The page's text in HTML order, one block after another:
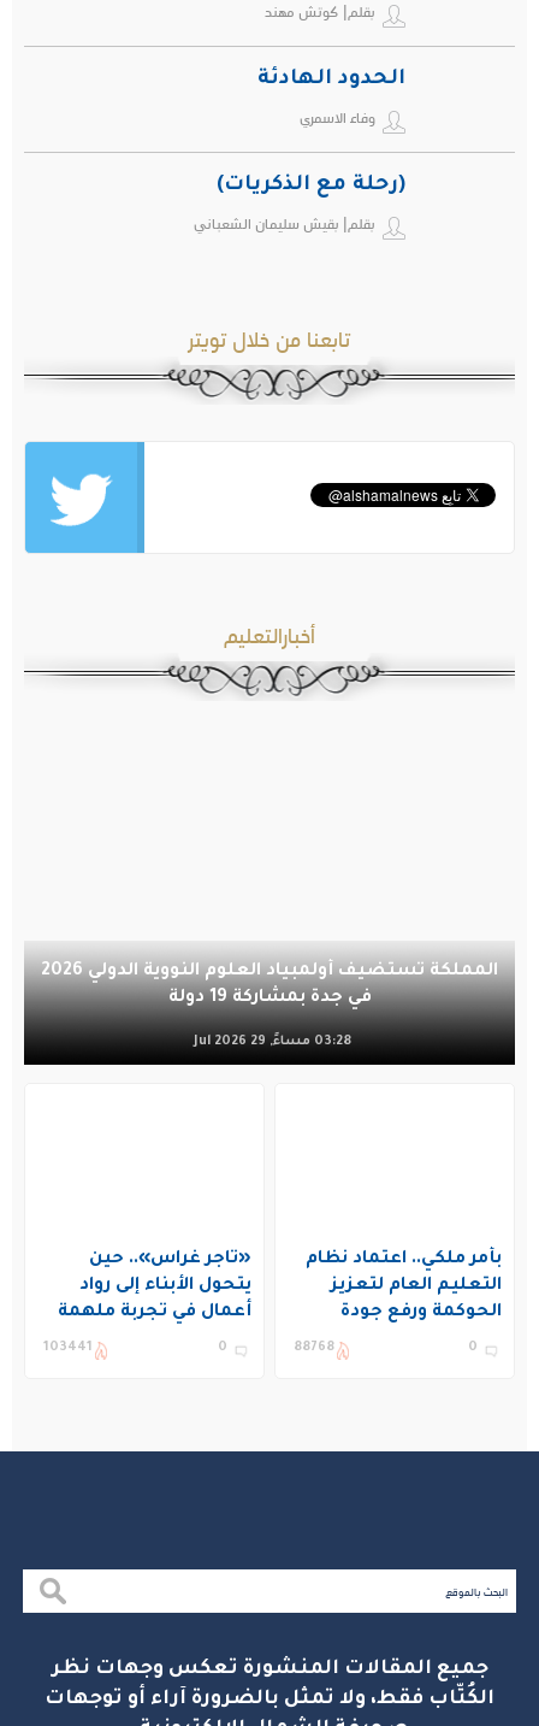
بقلم| كوتش مهند
الحدود الهادئة
وفاء الاسمري
(رحلة مع الذكريات)
بقلم| بقيش سليمان الشعباني
تابعنا من خلال تويتر
أخبارالتعليم
المملكة تستضيف أولمبياد العلوم النووية الدولي 2026
في جدة بمشاركة 19 دولة
03:28 مساءً, 29 Jul 2026
بأمر ملكي.. اعتماد نظام
التعليم العام لتعزيز
الحوكمة ورفع جودة
التعليم في المملكة
0
88768
«تاجر غراس».. حين
يتحول الأبناء إلى رواد
أعمال في تجربة ملهمة
بنادي غراس الصيفي
0
103441
جميع المقالات المنشورة تعكس وجهات نظر
الكُتّاب فقط، ولا تمثل بالضرورة آراء أو توجهات